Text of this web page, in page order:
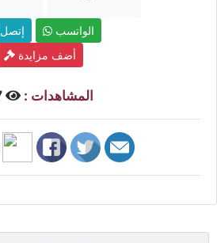
إتصل
الواتسب
أضف مزايدة
المشاهدات :